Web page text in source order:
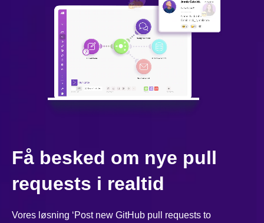
Få besked om nye pull
requests i realtid
Vores løsning ‘Post new GitHub pull requests to